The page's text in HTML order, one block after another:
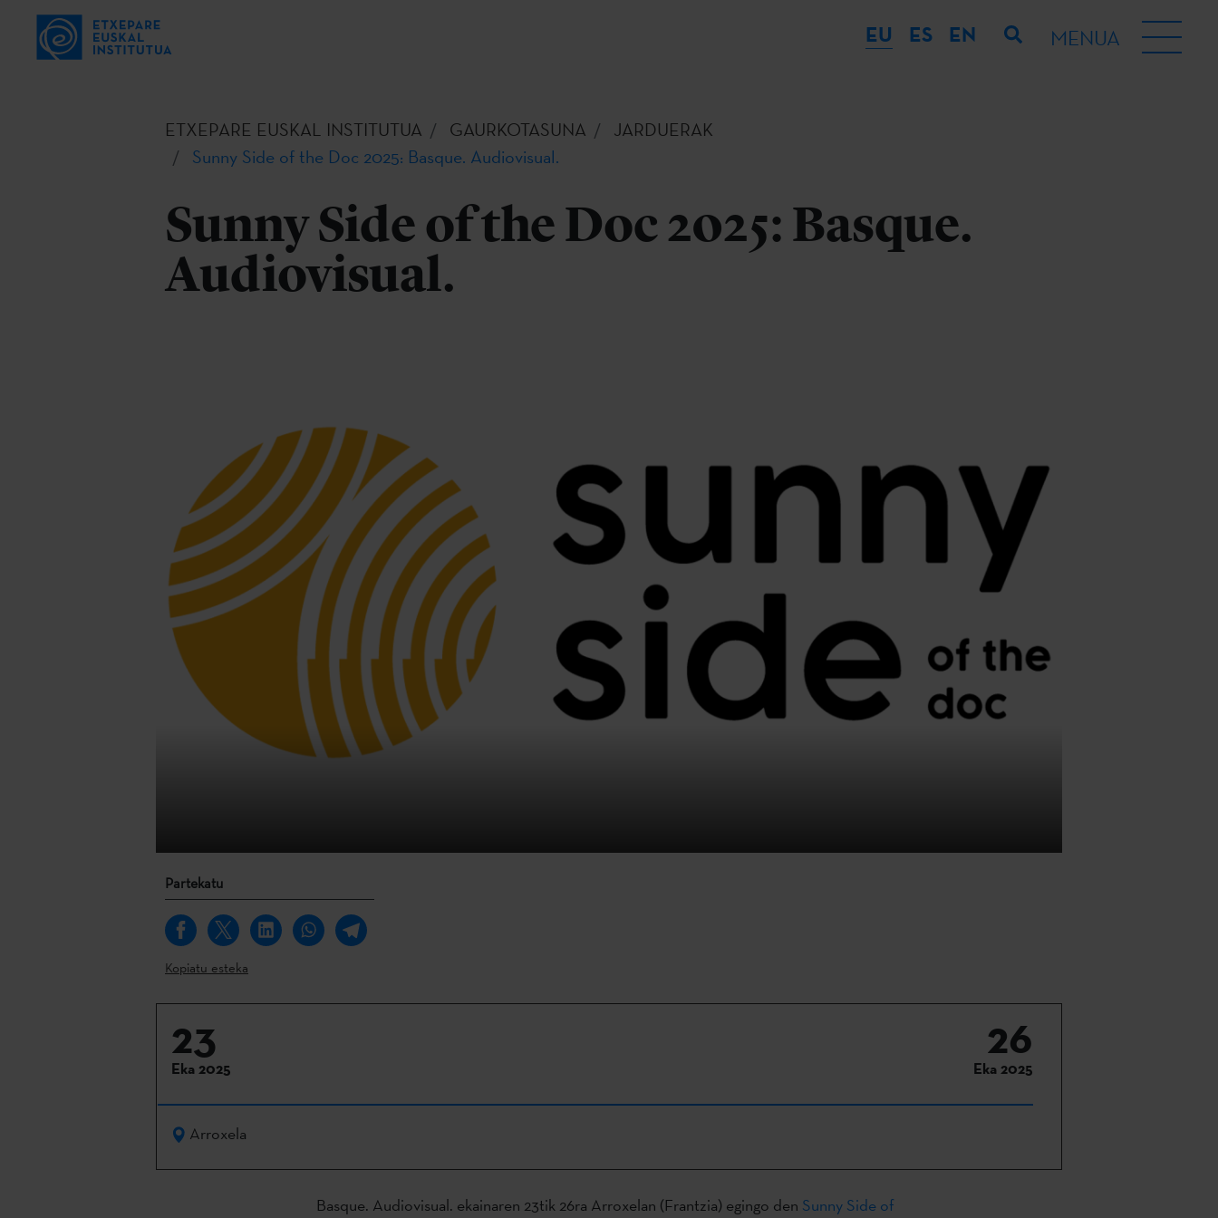
EU ES EN MENUA
ETXEPARE EUSKAL INSTITUTUA GAURKOTASUNA
JARDUERAK
Sunny Side of the Doc 2025: Basque. Audiovisual.
Sunny Side of the Doc 2025: Basque.
Audiovisual.
Partekatu
Kopiatu esteka
23
Eka 2025
26
Eka 2025
Arroxela
Basque. Audiovisual. ekainaren 23tik 26ra Arroxelan (Frantzia) egingo den Sunny Side of